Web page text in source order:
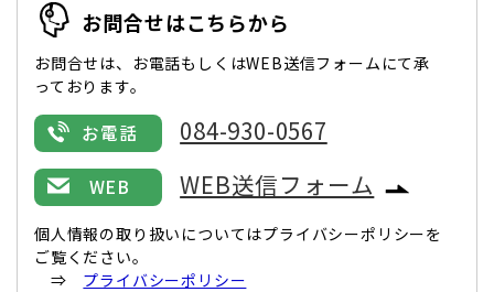
お問合せはこちらから
お問合せは、お電話もしくはWEB送信フォームにて承
っております。
お電話 084-930-0567
WEB WEB送信フォーム
個人情報の取り扱いについてはプライバシーポリシーを
ご覧ください。
⇒ プライバシーポリシー